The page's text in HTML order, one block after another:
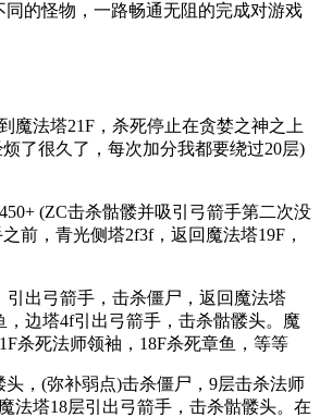
同的怪物，一路畅通无阻的完成对游戏
魔法塔21F，杀死停止在贪婪之神之上
了很久了，每次加分我都要绕过20层)
(ZC击杀骷髅并吸引弓箭手第二次没
前，青光侧塔2f3f，返回魔法塔19F，
引出弓箭手，击杀僵尸，返回魔法塔
，边塔4f引出弓箭手，击杀骷髅头。魔
杀死法师领袖，18F杀死章鱼，等等
头，(弥补弱点)击杀僵尸，9层击杀法师
法塔18层引出弓箭手，击杀骷髅头。在